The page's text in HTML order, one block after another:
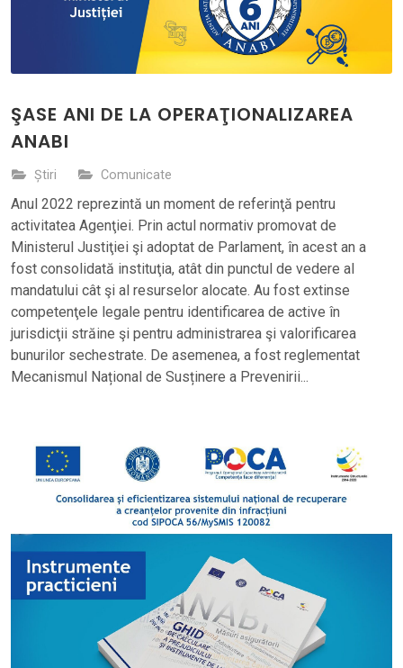
ŞASE ANI DE LA OPERAŢIONALIZAREA
ANABI
Știri Comunicate
Anul 2022 reprezintă un moment de referinţă pentru
activitatea Agenţiei. Prin actul normativ promovat de
Ministerul Justiţiei şi adoptat de Parlament, în acest an a
fost consolidată instituţia, atât din punctul de vedere al
mandatului cât şi al resurselor alocate. Au fost extinse
competenţele legale pentru identificarea de active în
jurisdicţii străine şi pentru administrarea şi valorificarea
bunurilor sechestrate. De asemenea, a fost reglementat
Mecanismul Național de Susținere a Prevenirii...